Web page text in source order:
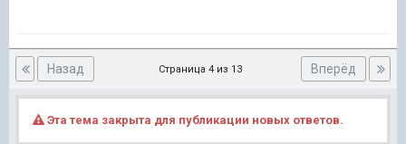
Назад Вперёд
Страница 4 из 13
Эта тема закрыта для публикации новых ответов.